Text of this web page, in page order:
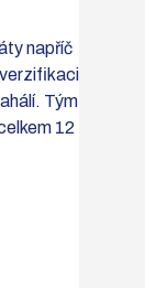
napříč
Tým
12